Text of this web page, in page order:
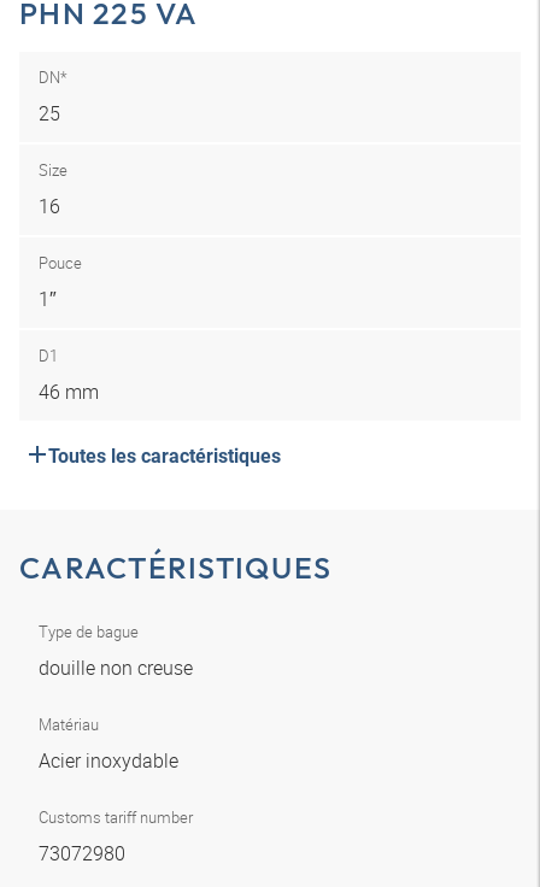
PHN 225 VA
DN*
25
Size
16
Pouce
1″
D1
46 mm
Toutes les caractéristiques
CARACTÉRISTIQUES
Type de bague
douille non creuse
Matériau
Acier inoxydable
Customs tariff number
73072980